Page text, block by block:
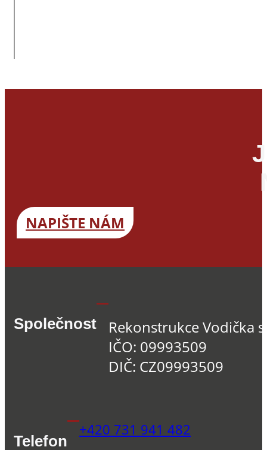
NAPIŠTE NÁM
Společnost
Rekonstrukce Vodička
IČO: 09993509
DIČ: CZ09993509
Telefon
+420 731 941 482